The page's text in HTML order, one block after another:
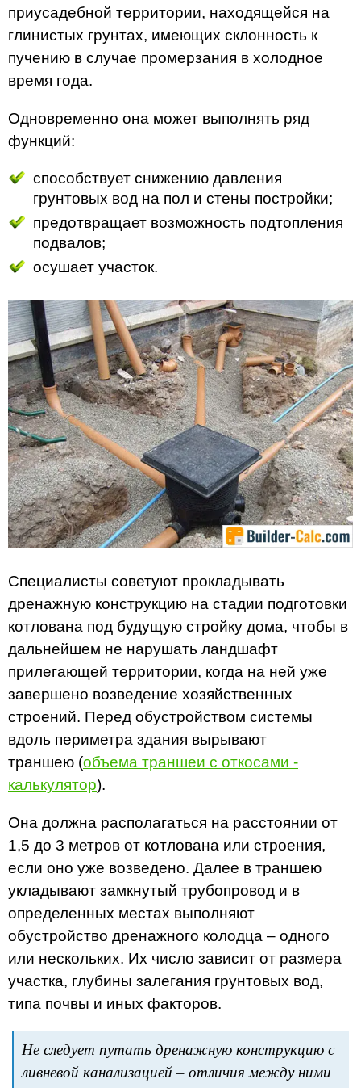
приусадебной территории, находящейся на
глинистых грунтах, имеющих склонность к
пучению в случае промерзания в холодное
время года.
Одновременно она может выполнять ряд
функций:
способствует снижению давления
грунтовых вод на пол и стены постройки;
предотвращает возможность подтопления
подвалов;
осушает участок.
Специалисты советуют прокладывать
дренажную конструкцию на стадии подготовки
котлована под будущую стройку дома, чтобы в
дальнейшем не нарушать ландшафт
прилегающей территории, когда на ней уже
завершено возведение хозяйственных
строений. Перед обустройством системы
вдоль периметра здания вырывают
траншею (объема траншеи с откосами -
калькулятор).
Она должна располагаться на расстоянии от
1,5 до 3 метров от котлована или строения,
если оно уже возведено. Далее в траншею
укладывают замкнутый трубопровод и в
определенных местах выполняют
обустройство дренажного колодца – одного
или нескольких. Их число зависит от размера
участка, глубины залегания грунтовых вод,
типа почвы и иных факторов.
Не следует путать дренажную конструкцию с
ливневой канализацией – отличия между ними